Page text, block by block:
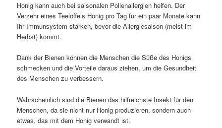
Honig kann auch bei saisonalen Pollenallergien helfen. Der
Verzehr eines Teelöffels Honig pro Tag für ein paar Monate kann
Ihr Immunsystem stärken, bevor die Allergiesaison (meist im
Herbst) kommt.
Dank der Bienen können die Menschen die Süße des Honigs
schmecken und die Vorteile daraus ziehen, um die Gesundheit
des Menschen zu verbessern.
Wahrscheinlich sind die Bienen das hilfreichste Insekt für den
Menschen, da sie nicht nur Honig produzieren, sondern auch
etwas, das mit dem Honig verwandt ist.